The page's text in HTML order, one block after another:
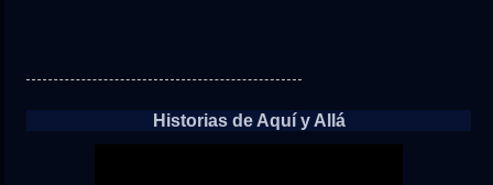
Historias de Aquí y Allá